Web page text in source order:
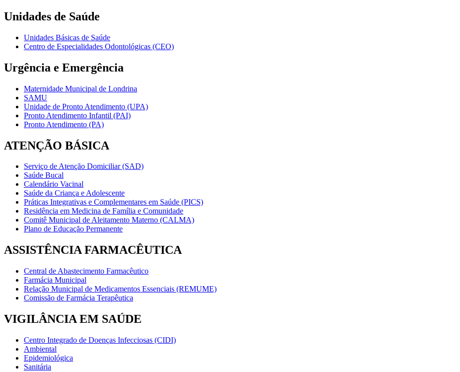
Unidades de Saúde
Unidades Básicas de Saúde
Centro de Especialidades Odontológicas (CEO)
Urgência e Emergência
Maternidade Municipal de Londrina
SAMU
Unidade de Pronto Atendimento (UPA)
Pronto Atendimento Infantil (PAI)
Pronto Atendimento (PA)
ATENÇÃO BÁSICA
Serviço de Atenção Domiciliar (SAD)
Saúde Bucal
Calendário Vacinal
Saúde da Criança e Adolescente
Práticas Integrativas e Complementares em Saúde (PICS)
Residência em Medicina de Família e Comunidade
Comitê Municipal de Aleitamento Materno (CALMA)
Plano de Educação Permanente
ASSISTÊNCIA FARMACÊUTICA
Central de Abastecimento Farmacêutico
Farmácia Municipal
Relação Municipal de Medicamentos Essenciais (REMUME)
Comissão de Farmácia Terapêutica
VIGILÂNCIA EM SAÚDE
Centro Integrado de Doenças Infecciosas (CIDI)
Ambiental
Epidemiológica
Sanitária